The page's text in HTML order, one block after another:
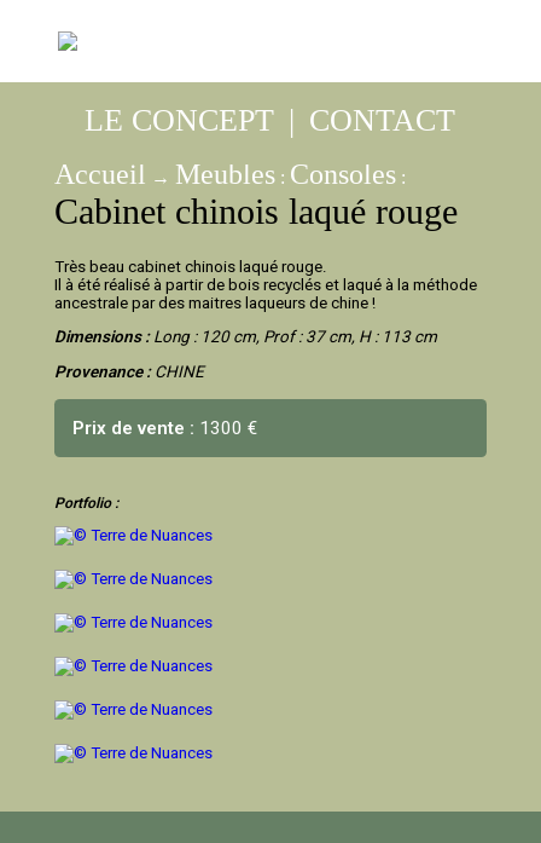
LE CONCEPT | CONTACT
Accueil → Meubles: Consoles:
Cabinet chinois laqué rouge
Très beau cabinet chinois laqué rouge.
Il à été réalisé à partir de bois recyclés et laqué à la méthode
ancestrale par des maitres laqueurs de chine !
Dimensions :Long : 120 cm, Prof : 37 cm, H : 113 cm
Provenance :CHINE
Prix de vente : 1300 €
Portfolio :